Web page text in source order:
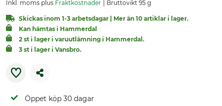
Inkl. moms plus Fraktkostnader Bruttovikt 95 g
Skickas inom 1-3 arbetsdagar | Mer än 10 artiklar i lager.
Kan hämtas i Hammerdal
2 st i lager i varuutlämning i Hammerdal.
3 st i lager i Vansbro.
Öppet köp 30 dagar